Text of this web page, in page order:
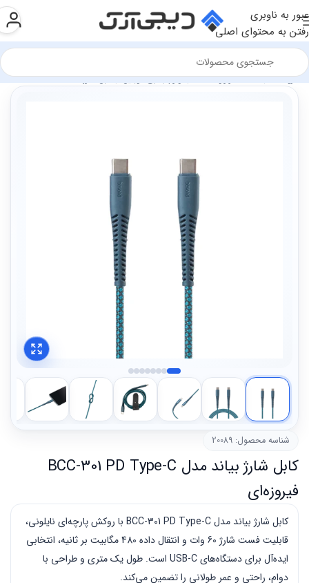
عبور به ناوبری
رفتن به محتوای اصلی
فروشگاه سخت افزار و قطعات لوازم جانبی موبایل کابل شارژ
شناسه محصول: 20089
کابل شارژ بیاند مدل BCC-301 PD Type-C
فیروزه‌ای
کابل شارژ بیاند مدل BCC-301 PD Type-C با روکش پارچه‌ای نایلونی،
قابلیت فست شارژ 60 وات و انتقال داده 480 مگابیت بر ثانیه، انتخابی
ایده‌آل برای دستگاه‌های USB-C است. طول یک متری و طراحی با
دوام، راحتی و عمر طولانی را تضمین می‌کند.